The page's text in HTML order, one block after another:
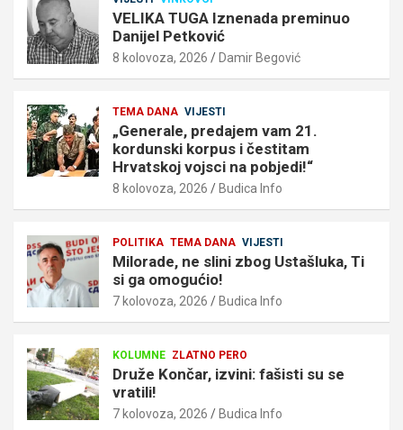
VELIKA TUGA Iznenada preminuo
Danijel Petković
8 kolovoza, 2026 Damir Begović
TEMA DANA VIJESTI
„Generale, predajem vam 21.
kordunski korpus i čestitam
Hrvatskoj vojsci na pobjedi!“
8 kolovoza, 2026 Budica Info
POLITIKA TEMA DANA VIJESTI
Milorade, ne slini zbog Ustašluka, Ti
si ga omogućio!
7 kolovoza, 2026 Budica Info
KOLUMNE ZLATNO PERO
Druže Končar, izvini: fašisti su se
vratili!
7 kolovoza, 2026 Budica Info